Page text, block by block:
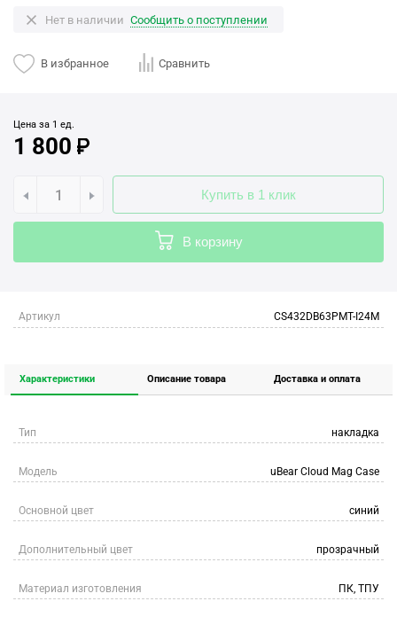
Нет в наличии Сообщить о поступлении
В избранное Сравнить
Цена за 1 ед.
1 800
Купить в 1 клик
В корзину
Артикул CS432DB63PMT-I24M
Характеристики Описание товара Доставка и оплата
Тип накладка
Модель uBear Cloud Mag Case
Основной цвет синий
Дополнительный цвет прозрачный
Материал изготовления ПК, ТПУ